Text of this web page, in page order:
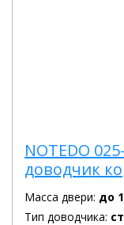
NOTEDO
доводчик
Масса двери: до
Тип доводчика: